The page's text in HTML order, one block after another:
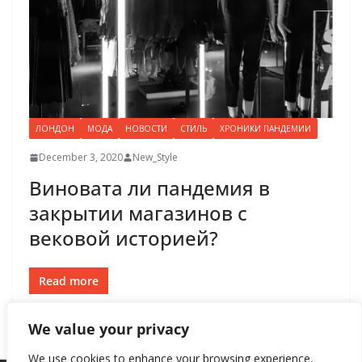
We value your privacy
We use cookies to enhance your browsing experience,
ЛОНДОН МОДА НОВОСТИ СТИЛЬ ХРОНИКИ ПАНДЕМИИ
December 3, 2020 New_Style
Виновата ли пандемия в
закрытии магазинов с
вековой историей?
Read more